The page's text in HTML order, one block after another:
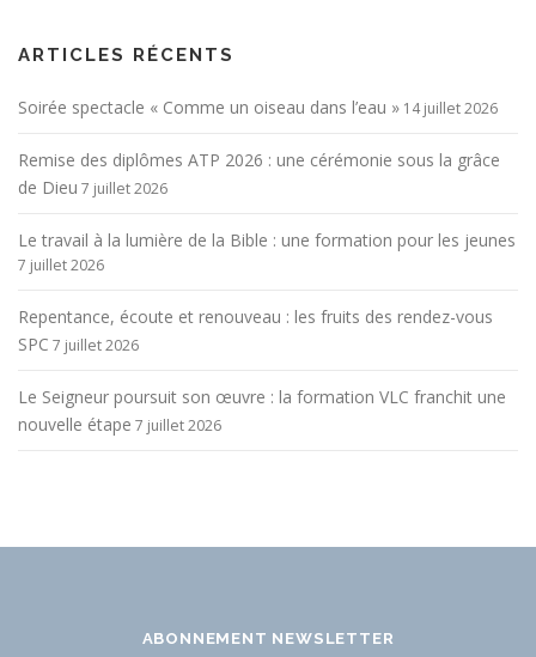
ARTICLES RÉCENTS
Soirée spectacle « Comme un oiseau dans l’eau » 14 juillet 2026
Remise des diplômes ATP 2026 : une cérémonie sous la grâce
de Dieu 7 juillet 2026
Le travail à la lumière de la Bible : une formation pour les jeunes
7 juillet 2026
Repentance, écoute et renouveau : les fruits des rendez-vous
SPC 7 juillet 2026
Le Seigneur poursuit son œuvre : la formation VLC franchit une
nouvelle étape 7 juillet 2026
ABONNEMENT NEWSLETTER